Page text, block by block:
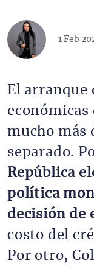
1 Feb
El arranque
mucho más
separado.
República
política
decisión de
costo del
Por otro,